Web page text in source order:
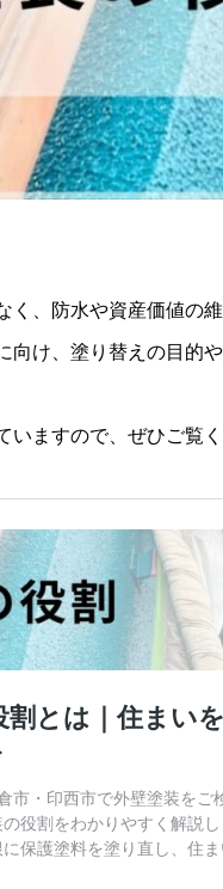
、防水や資産価値の
向け、塗り替えの目的
いますので、ぜひご覧